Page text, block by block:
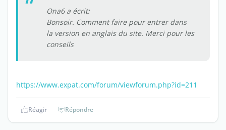
Ona6 a écrit:
Bonsoir. Comment faire pour entrer dans
la version en anglais du site. Merci pour les
conseils
https://www.expat.com/forum/viewforum.php?id=211
Réagir Répondre